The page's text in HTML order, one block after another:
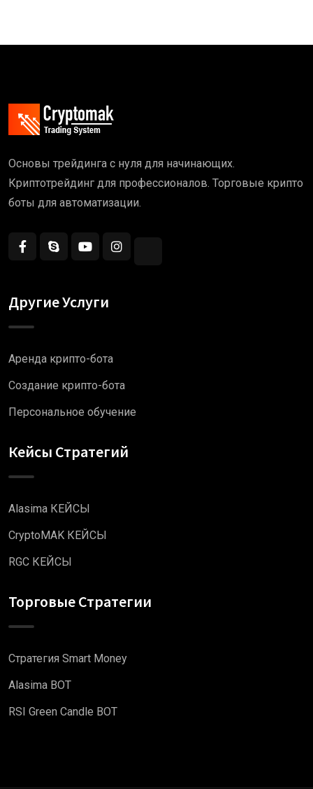
Основы трейдинга с нуля для начинающих.
Криптотрейдинг для профессионалов. Торговые крипто
боты для автоматизации.
Другие Услуги
Аренда крипто-бота
Создание крипто-бота
Персональное обучение
Кейсы Стратегий
Alasima КЕЙСЫ
CryptoMAK КЕЙСЫ
RGC КЕЙСЫ
Торговые Стратегии
Стратегия Smart Money
Alasima BOT
RSI Green Candle BOT